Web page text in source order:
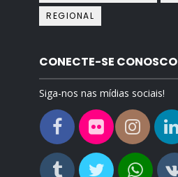
REGIONAL
CONECTE-SE CONOSCO
Siga-nos nas mídias sociais!